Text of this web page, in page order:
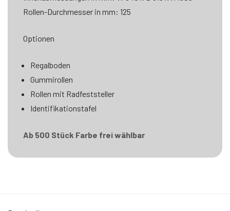
Rollen-Durchmesser in mm: 125
Optionen
Regalboden
Gummirollen
Rollen mit Radfeststeller
Identifikationstafel
Ab 500 Stück Farbe frei wählbar